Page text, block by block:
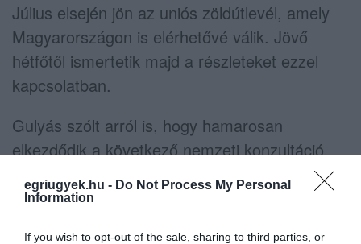
egriugyek.hu - Do Not Process My Personal
Information
If you wish to opt-out of the sale, sharing to third parties, or
Július elsején jön az uniós zöldútlevél, amely
Magyarországon is elérhetővé válik. Jövő
hétfőtől ismertetik majd a részleteket ezzel
kapcsolatban.
Gulyás szólt arról is, hogy hamarosan
elkezdődik a következő nemzeti konzultáció,
ez már az újraindításról fog szólni, és
várhatóan a melegellenes pedofiltörvényre is